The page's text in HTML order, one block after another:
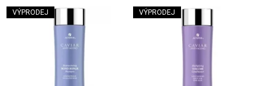
VÝPRODEJ VÝPRODEJ